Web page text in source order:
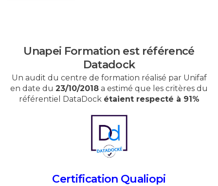
Unapei Formation est référencé
Datadock
Un audit du centre de formation réalisé par Unifaf
en date du 23/10/2018 a estimé que les critères du
référentiel DataDock étaient respecté à 91%
Certification Qualiopi